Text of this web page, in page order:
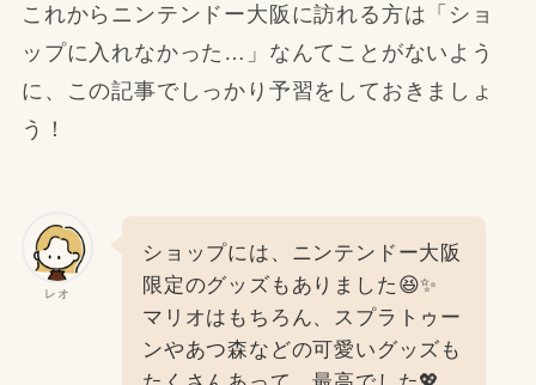
これからニンテンドー大阪に訪れる方は「ショ
ップに入れなかった…」なんてことがないよう
に、この記事でしっかり予習をしておきましょ
う！
レオ
ショップには、ニンテンドー大阪
限定のグッズもありました😆✨
マリオはもちろん、スプラトゥー
ンやあつ森などの可愛いグッズも